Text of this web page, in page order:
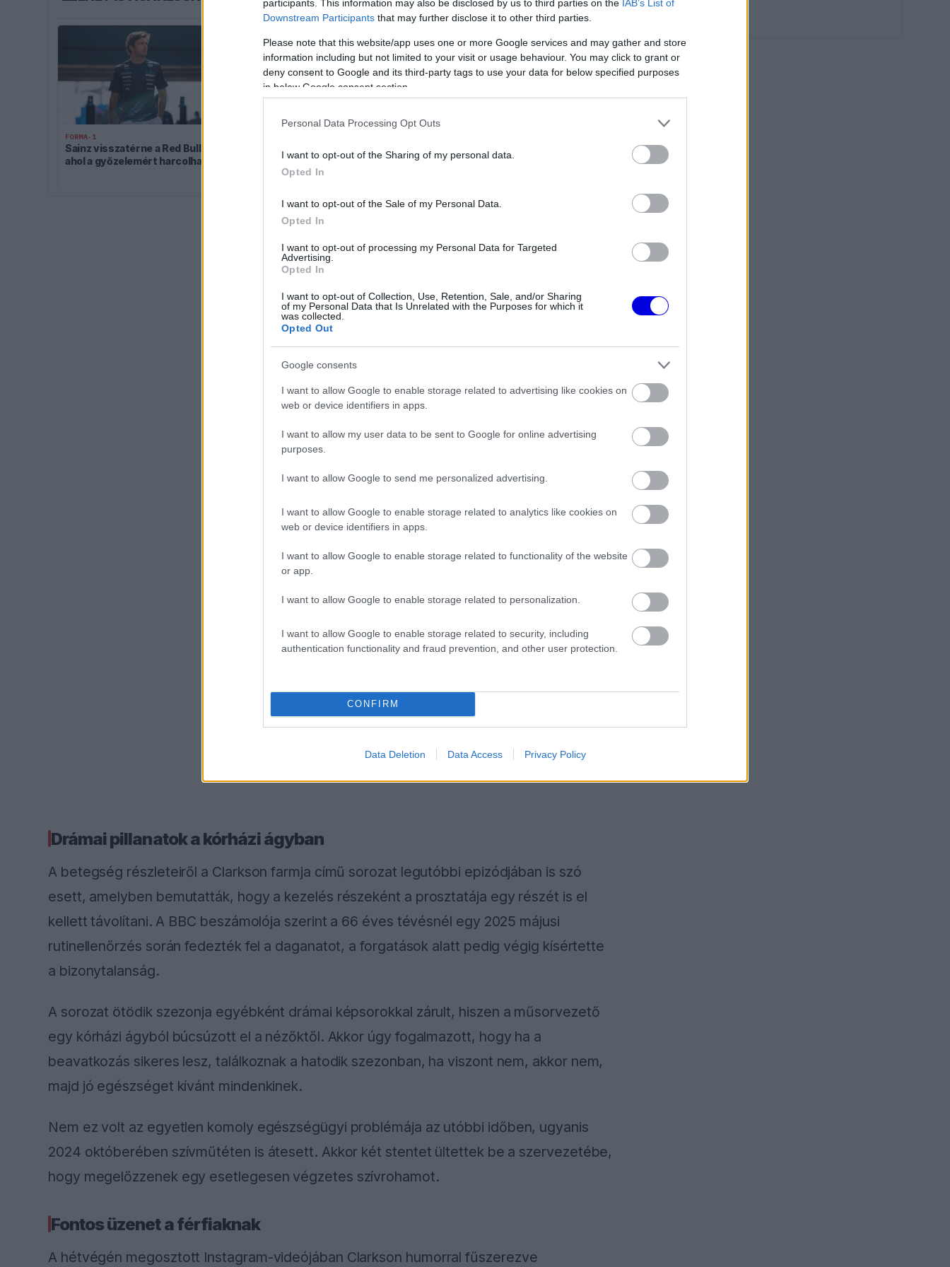
participants. This information may also be disclosed by us to third parties on the IAB’s List of
Downstream Participants that may further disclose it to other third parties.
Please note that this website/app uses one or more Google services and may gather and store
information including but not limited to your visit or usage behaviour. You may click to grant or
deny consent to Google and its third-party tags to use your data for below specified purposes
in below Google consent section.
Personal Data Processing Opt Outs
I want to opt-out of the Sharing of my personal data.
Opted In
I want to opt-out of the Sale of my Personal Data.
Opted In
I want to opt-out of processing my Personal Data for Targeted
Advertising.
Opted In
I want to opt-out of Collection, Use, Retention, Sale, and/or Sharing
of my Personal Data that Is Unrelated with the Purposes for which it
was collected.
Opted Out
Google consents
I want to allow Google to enable storage related to advertising like cookies on
web or device identifiers in apps.
I want to allow my user data to be sent to Google for online advertising
purposes.
I want to allow Google to send me personalized advertising.
I want to allow Google to enable storage related to analytics like cookies on
web or device identifiers in apps.
I want to allow Google to enable storage related to functionality of the website
or app.
I want to allow Google to enable storage related to personalization.
I want to allow Google to enable storage related to security, including
authentication functionality and fraud prevention, and other user protection.
CONFIRM
Data Deletion Data Access Privacy Policy
FORMA-1
Sainz visszatérne a Red Bullhoz,
ahol a győzelemért harcolhatna
Ferrari, hamarosan mindenki ezt
másolhatja
megmentője
Drámai pillanatok a kórházi ágyban
A betegség részleteiről a Clarkson farmja című sorozat legutóbbi epizódjában is szó
esett, amelyben bemutatták, hogy a kezelés részeként a prosztatája egy részét is el
kellett távolítani. A BBC beszámolója szerint a 66 éves tévésnél egy 2025 májusi
rutinellenőrzés során fedezték fel a daganatot, a forgatások alatt pedig végig kísértette
a bizonytalanság.
A sorozat ötödik szezonja egyébként drámai képsorokkal zárult, hiszen a műsorvezető
egy kórházi ágyból búcsúzott el a nézőktől. Akkor úgy fogalmazott, hogy ha a
beavatkozás sikeres lesz, találkoznak a hatodik szezonban, ha viszont nem, akkor nem,
majd jó egészséget kívánt mindenkinek.
Nem ez volt az egyetlen komoly egészségügyi problémája az utóbbi időben, ugyanis
2024 októberében szívműtéten is átesett. Akkor két stentet ültettek be a szervezetébe,
hogy megelőzzenek egy esetlegesen végzetes szívrohamot.
Fontos üzenet a férfiaknak
A hétvégén megosztott Instagram-videójában Clarkson humorral fűszerezve